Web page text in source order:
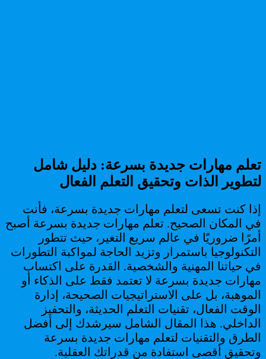
تعلم مهارات جديدة بسرعة: دليل شامل
لتطوير الذات وتحقيق التعلم الفعال
إذا كنت تسعى لتعلم مهارات جديدة بسرعة، فأنت
في المكان الصحيح. تعلم مهارات جديدة بسرعة أصبح
أمرًا ضروريًا في عالم سريع التغير، حيث تتطور
التكنولوجيا باستمرار وتزيد الحاجة لمواكبة التطورات
في حياتنا المهنية والشخصية. القدرة على اكتساب
مهارات جديدة بسرعة لا تعتمد فقط على الذكاء أو
الموهبة، بل على الاستراتيجيات الصحيحة، إدارة
الوقت الفعال، تقنيات التعلم الحديثة، والتحفيز
الداخلي. هذا المقال الشامل سيرشدك إلى أفضل
الطرق والتقنيات لتعلم مهارات جديدة بسرعة
وتحقيق أقصى استفادة من قدراتك العقلية.